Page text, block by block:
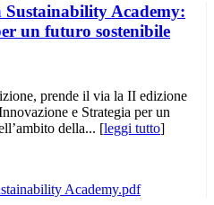
Academy:
un futuro sostenibile
prende il via la II edizione
e Strategia per un
della... [leggi tutto]